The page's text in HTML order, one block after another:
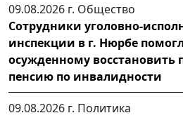
09.08.2026 г. Общество
Сотрудники уголовно-
инспекции в г. Нюрбе
осужденному восстановить
пенсию по инвалидности
09.08.2026 г. Политика